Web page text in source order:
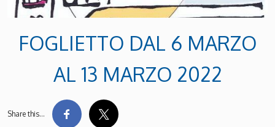
FOGLIETTO DAL 6 MARZO
AL 13 MARZO 2022
Share this…